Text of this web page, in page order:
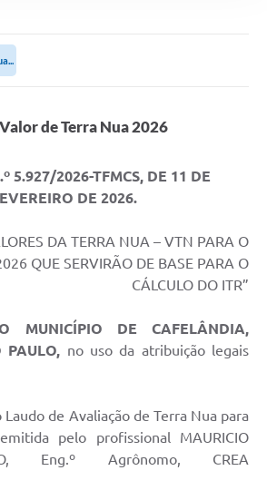
Valor de Terra Nua 2026
5.927/2026-TFMCS, DE 11 DE
DE 2026.
DA TERRA NUA – VTN PARA O
QUE SERVIRÃO DE BASE PARA O
CÁLCULO DO ITR”
MUNICÍPIO DE CAFELÂNDIA,
PAULO, no uso da atribuição legais
Laudo de Avaliação de Terra Nua para
pelo profissional MAURICIO
Eng.º Agrônomo, CREA